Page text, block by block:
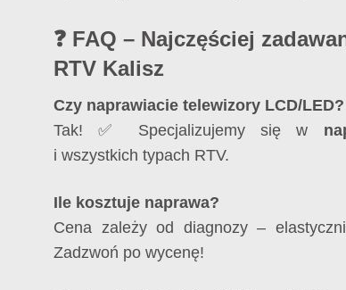
❓ FAQ – Najczęściej
RTV Kalisz
Czy naprawiacie telewizory LCD/LED?
Tak! ✅ Specjalizujemy się w
i wszystkich typach RTV.
Ile kosztuje naprawa?
Cena zależy od diagnozy –
Zadzwoń po wycenę!